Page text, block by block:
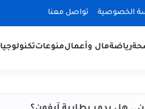
الخصوصية تواصل معنا
رياضةمال وأعمالمنوعاتتكنولوجيا